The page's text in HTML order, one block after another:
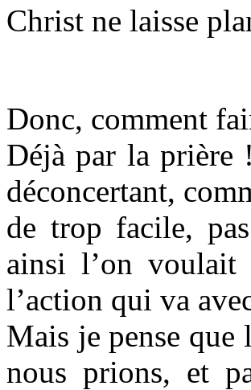
Christ ne laisse
Donc, comment
Déjà par la prière
déconcertant,
de trop facile,
ainsi l’on voulait
l’action qui va
Mais je pense que
nous prions, et